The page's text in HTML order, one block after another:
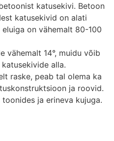
katusekivi. Betoon
katusekivid on alati
on vähemalt 80-100
vähemalt 14°, muidu võib
alla.
raske, peab tal olema ka
ja roovid.
ja erineva kujuga.